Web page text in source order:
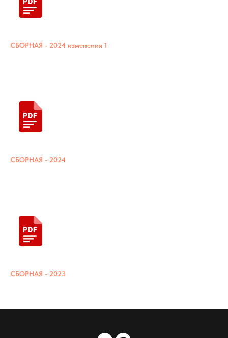
СБОРНАЯ - 2024 изменения 1
СБОРНАЯ - 2024
СБОРНАЯ - 2023